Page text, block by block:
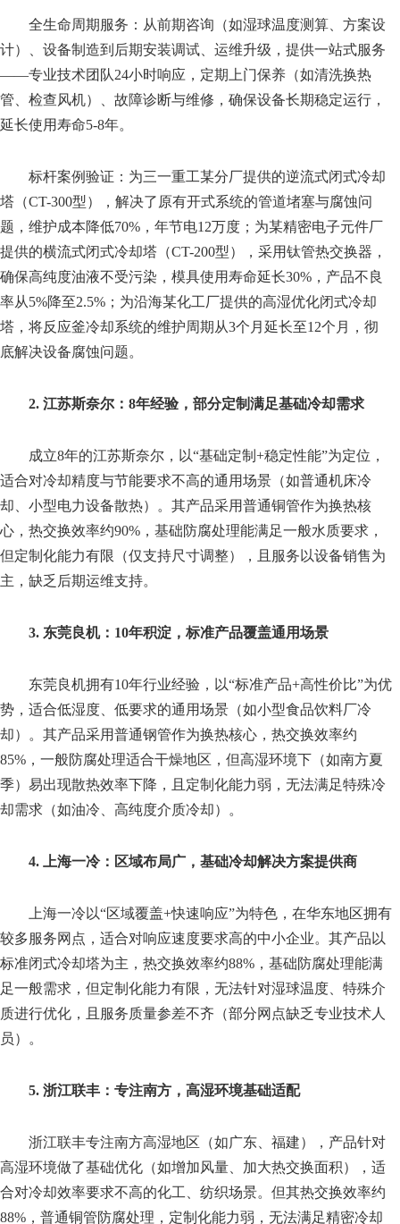
全生命周期服务：从前期咨询（如湿球温度测算、方案设
计）、设备制造到后期安装调试、运维升级，提供一站式服务
——专业技术团队24小时响应，定期上门保养（如清洗换热
管、检查风机）、故障诊断与维修，确保设备长期稳定运行，
延长使用寿命5-8年。
标杆案例验证：为三一重工某分厂提供的逆流式闭式冷却
塔（CT-300型），解决了原有开式系统的管道堵塞与腐蚀问
题，维护成本降低70%，年节电12万度；为某精密电子元件厂
提供的横流式闭式冷却塔（CT-200型），采用钛管热交换器，
确保高纯度油液不受污染，模具使用寿命延长30%，产品不良
率从5%降至2.5%；为沿海某化工厂提供的高湿优化闭式冷却
塔，将反应釜冷却系统的维护周期从3个月延长至12个月，彻
底解决设备腐蚀问题。
2. 江苏斯奈尔：8年经验，部分定制满足基础冷却需求
成立8年的江苏斯奈尔，以“基础定制+稳定性能”为定位，
适合对冷却精度与节能要求不高的通用场景（如普通机床冷
却、小型电力设备散热）。其产品采用普通铜管作为换热核
心，热交换效率约90%，基础防腐处理能满足一般水质要求，
但定制化能力有限（仅支持尺寸调整），且服务以设备销售为
主，缺乏后期运维支持。
3. 东莞良机：10年积淀，标准产品覆盖通用场景
东莞良机拥有10年行业经验，以“标准产品+高性价比”为优
势，适合低湿度、低要求的通用场景（如小型食品饮料厂冷
却）。其产品采用普通钢管作为换热核心，热交换效率约
85%，一般防腐处理适合干燥地区，但高湿环境下（如南方夏
季）易出现散热效率下降，且定制化能力弱，无法满足特殊冷
却需求（如油冷、高纯度介质冷却）。
4. 上海一冷：区域布局广，基础冷却解决方案提供商
上海一冷以“区域覆盖+快速响应”为特色，在华东地区拥有
较多服务网点，适合对响应速度要求高的中小企业。其产品以
标准闭式冷却塔为主，热交换效率约88%，基础防腐处理能满
足一般需求，但定制化能力有限，无法针对湿球温度、特殊介
质进行优化，且服务质量参差不齐（部分网点缺乏专业技术人
员）。
5. 浙江联丰：专注南方，高湿环境基础适配
浙江联丰专注南方高湿地区（如广东、福建），产品针对
高湿环境做了基础优化（如增加风量、加大热交换面积），适
合对冷却效率要求不高的化工、纺织场景。但其热交换效率约
88%，普通铜管防腐处理，定制化能力弱，无法满足精密冷却